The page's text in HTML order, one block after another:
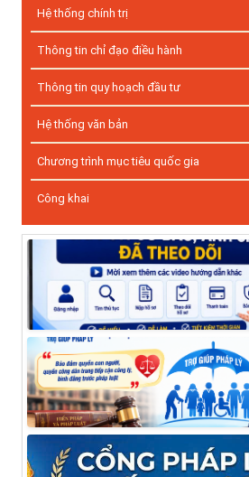
Hệ thống chính trị
Thông tin chỉ đạo điều hành
Thông tin quy hoạch đầu tư
Hệ thống văn bản
Chương trình mục tiêu quốc gia
Công khai